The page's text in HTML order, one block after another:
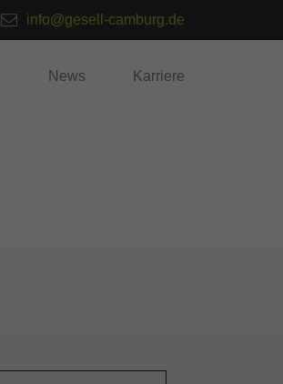
info@gesell-camburg.de
News Karriere